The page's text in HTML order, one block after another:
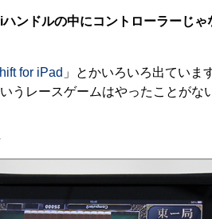
ンドルの中にコントローラーじゃ
for iPad 」とかいろいろ出ていま
うレースゲームはやったことがな